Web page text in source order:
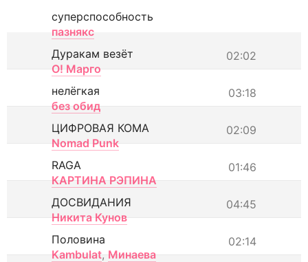
суперспособность
пазнякс
02:02
Дуракам везёт
О! Марго
03:18
нелёгкая
без обид
02:09
ЦИФРОВАЯ КОМА
Nomad Punk
01:46
RAGA
КАРТИНА РЭПИНА
04:45
ДОСВИДАНИЯ
Никита Кунов
02:14
Половина
Kambulat, Минаева